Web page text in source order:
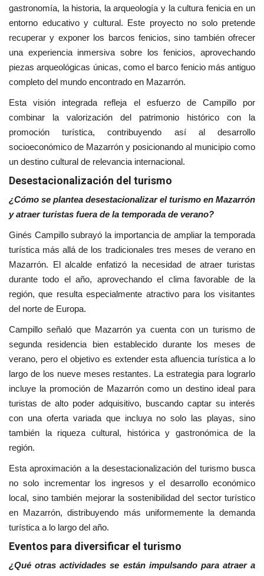
gastronomía, la historia, la arqueología y la cultura fenicia en un
entorno educativo y cultural. Este proyecto no solo pretende
recuperar y exponer los barcos fenicios, sino también ofrecer
una experiencia inmersiva sobre los fenicios, aprovechando
piezas arqueológicas únicas, como el barco fenicio más antiguo
completo del mundo encontrado en Mazarrón.
Esta visión integrada refleja el esfuerzo de Campillo por
combinar la valorización del patrimonio histórico con la
promoción turística, contribuyendo así al desarrollo
socioeconómico de Mazarrón y posicionando al municipio como
un destino cultural de relevancia internacional.
Desestacionalización del turismo
¿Cómo se plantea desestacionalizar el turismo en Mazarrón
y atraer turistas fuera de la temporada de verano?
Ginés Campillo subrayó la importancia de ampliar la temporada
turística más allá de los tradicionales tres meses de verano en
Mazarrón. El alcalde enfatizó la necesidad de atraer turistas
durante todo el año, aprovechando el clima favorable de la
región, que resulta especialmente atractivo para los visitantes
del norte de Europa.
Campillo señaló que Mazarrón ya cuenta con un turismo de
segunda residencia bien establecido durante los meses de
verano, pero el objetivo es extender esta afluencia turística a lo
largo de los nueve meses restantes. La estrategia para lograrlo
incluye la promoción de Mazarrón como un destino ideal para
turistas de alto poder adquisitivo, buscando captar su interés
con una oferta variada que incluya no solo las playas, sino
también la riqueza cultural, histórica y gastronómica de la
región.
Esta aproximación a la desestacionalización del turismo busca
no solo incrementar los ingresos y el desarrollo económico
local, sino también mejorar la sostenibilidad del sector turístico
en Mazarrón, distribuyendo más uniformemente la demanda
turística a lo largo del año.
Eventos para diversificar el turismo
¿Qué otras actividades se están impulsando para atraer a